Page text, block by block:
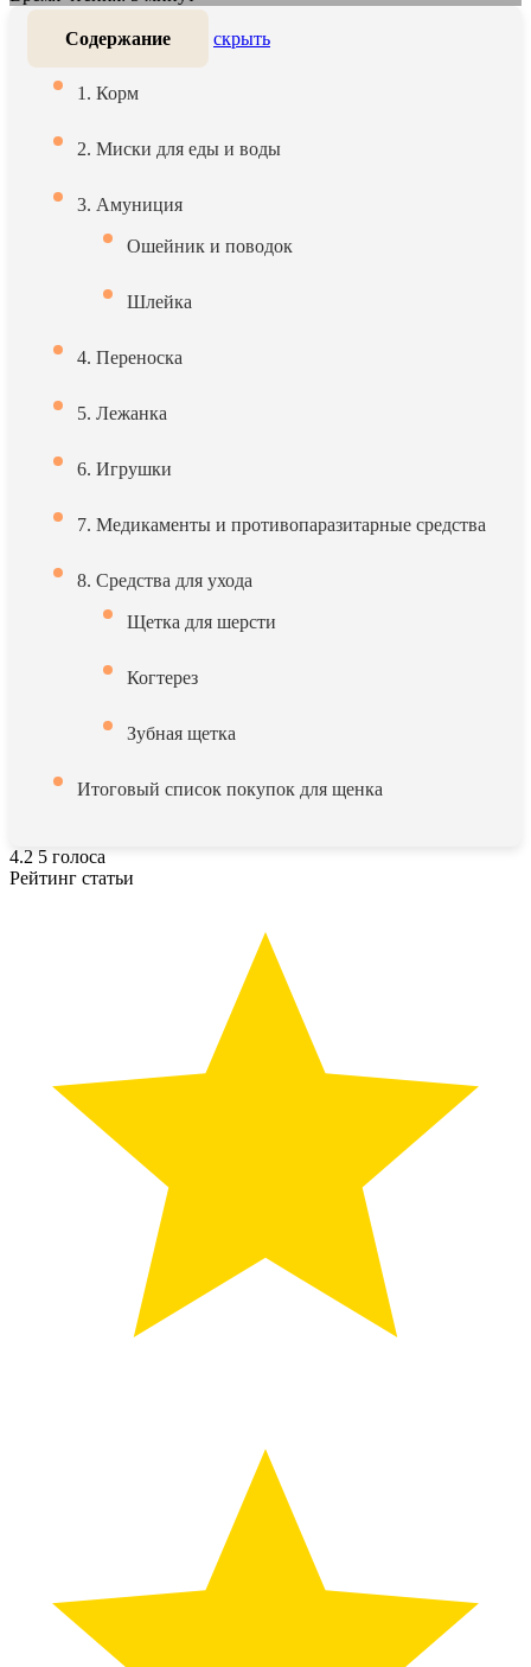
Содержание скрыть
1. Корм
2. Миски для еды и воды
3. Амуниция
Ошейник и поводок
Шлейка
4. Переноска
5. Лежанка
6. Игрушки
7. Медикаменты и противопаразитарные средства
8. Средства для ухода
Щетка для шерсти
Когтерез
Зубная щетка
Итоговый список покупок для щенка
4.2 5 голоса
Рейтинг статьи